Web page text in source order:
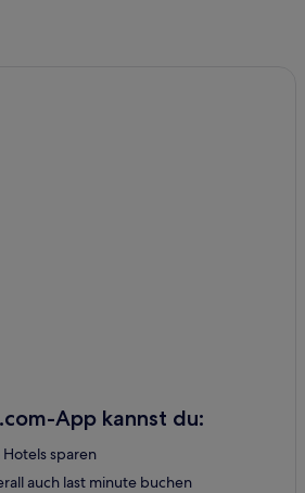
App kannst du:
sparen
auch last minute buchen